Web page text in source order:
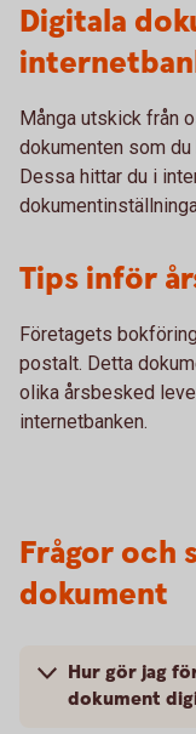
Digitala
Många utskick från
dokumenten som
Dessa hittar du i
Tips inför
Företagets
postalt. Detta
olika årsbesked
internetbanken.
Frågor och
dokument
Hur gör jag
dokument